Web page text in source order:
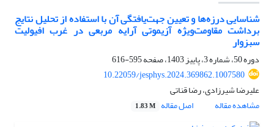
شناسایی درزه‌ها و تعیین جهت‌یافتگی آن با استفاده از تحلیل نتایج
برداشت مقاومت‌ویژه آزیموتی آرایه مربعی در غرب افیولیت
سبزوار
دوره 50، شماره 3، پاییز 1403، صفحه
595-616
10.22059/jesphys.2024.369862.1007580
علیرضا شیرزادی، رضا قناتی
مشاهده مقاله
اصل مقاله 1.83 M